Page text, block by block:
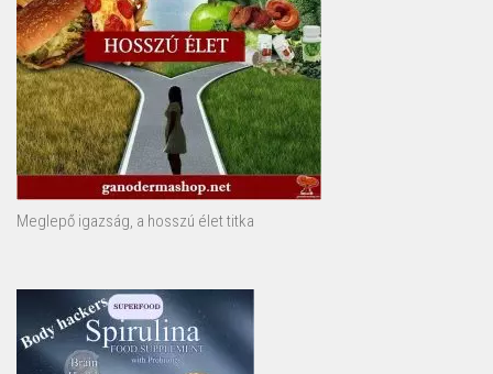
Meglepő igazság, a hosszú élet titka